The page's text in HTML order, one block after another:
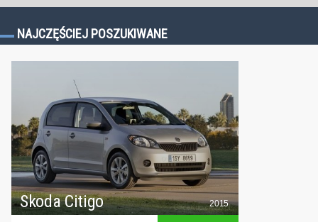
NAJCZĘŚCIEJ POSZUKIWANE
Skoda Citigo 2015